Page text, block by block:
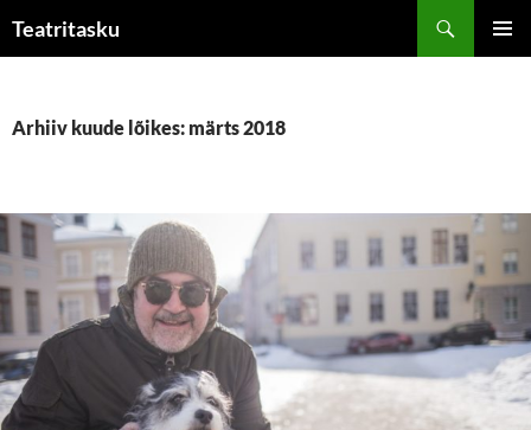
sisu
Teatritasku
Arhiiv kuude lõikes: märts 2018